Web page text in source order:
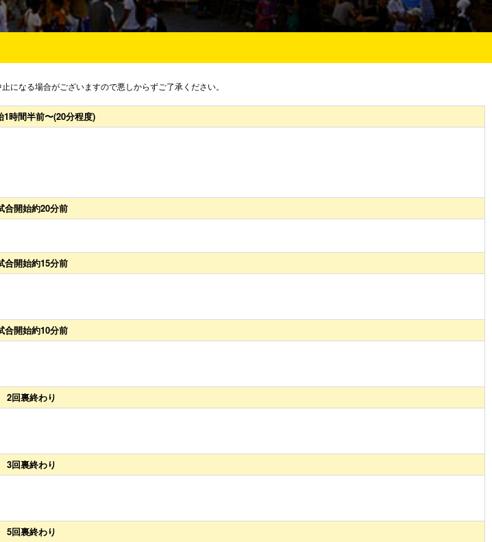
なる場合がございますので悪しからずご了承ください。
1時間半前〜(20分程度)
合開始約20分前
合開始約15分前
合開始約10分前
2回裏終わり
3回裏終わり
5回裏終わり